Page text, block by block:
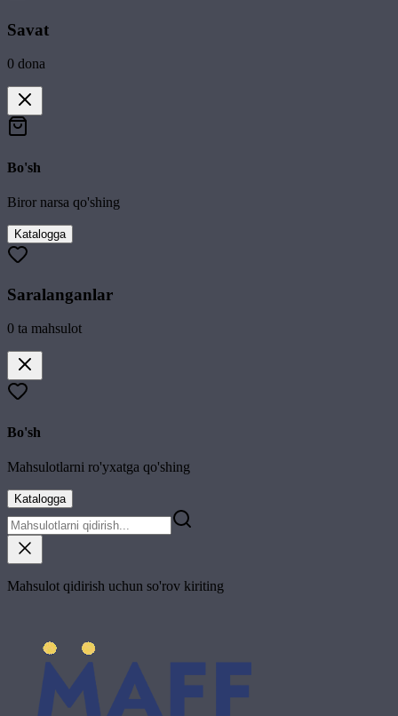
Savat
0 dona
Bo'sh
Biror narsa qo'shing
Katalogga
Saralanganlar
0 ta mahsulot
Bo'sh
Mahsulotlarni ro'yxatga qo'shing
Katalogga
Mahsulot qidirish uchun so'rov kiriting